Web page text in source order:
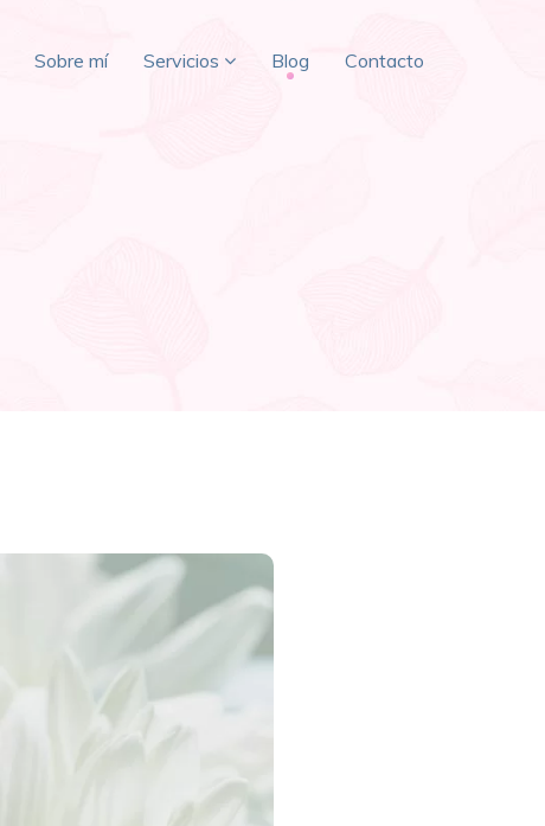
Sobre mí Servicios Blog Contacto